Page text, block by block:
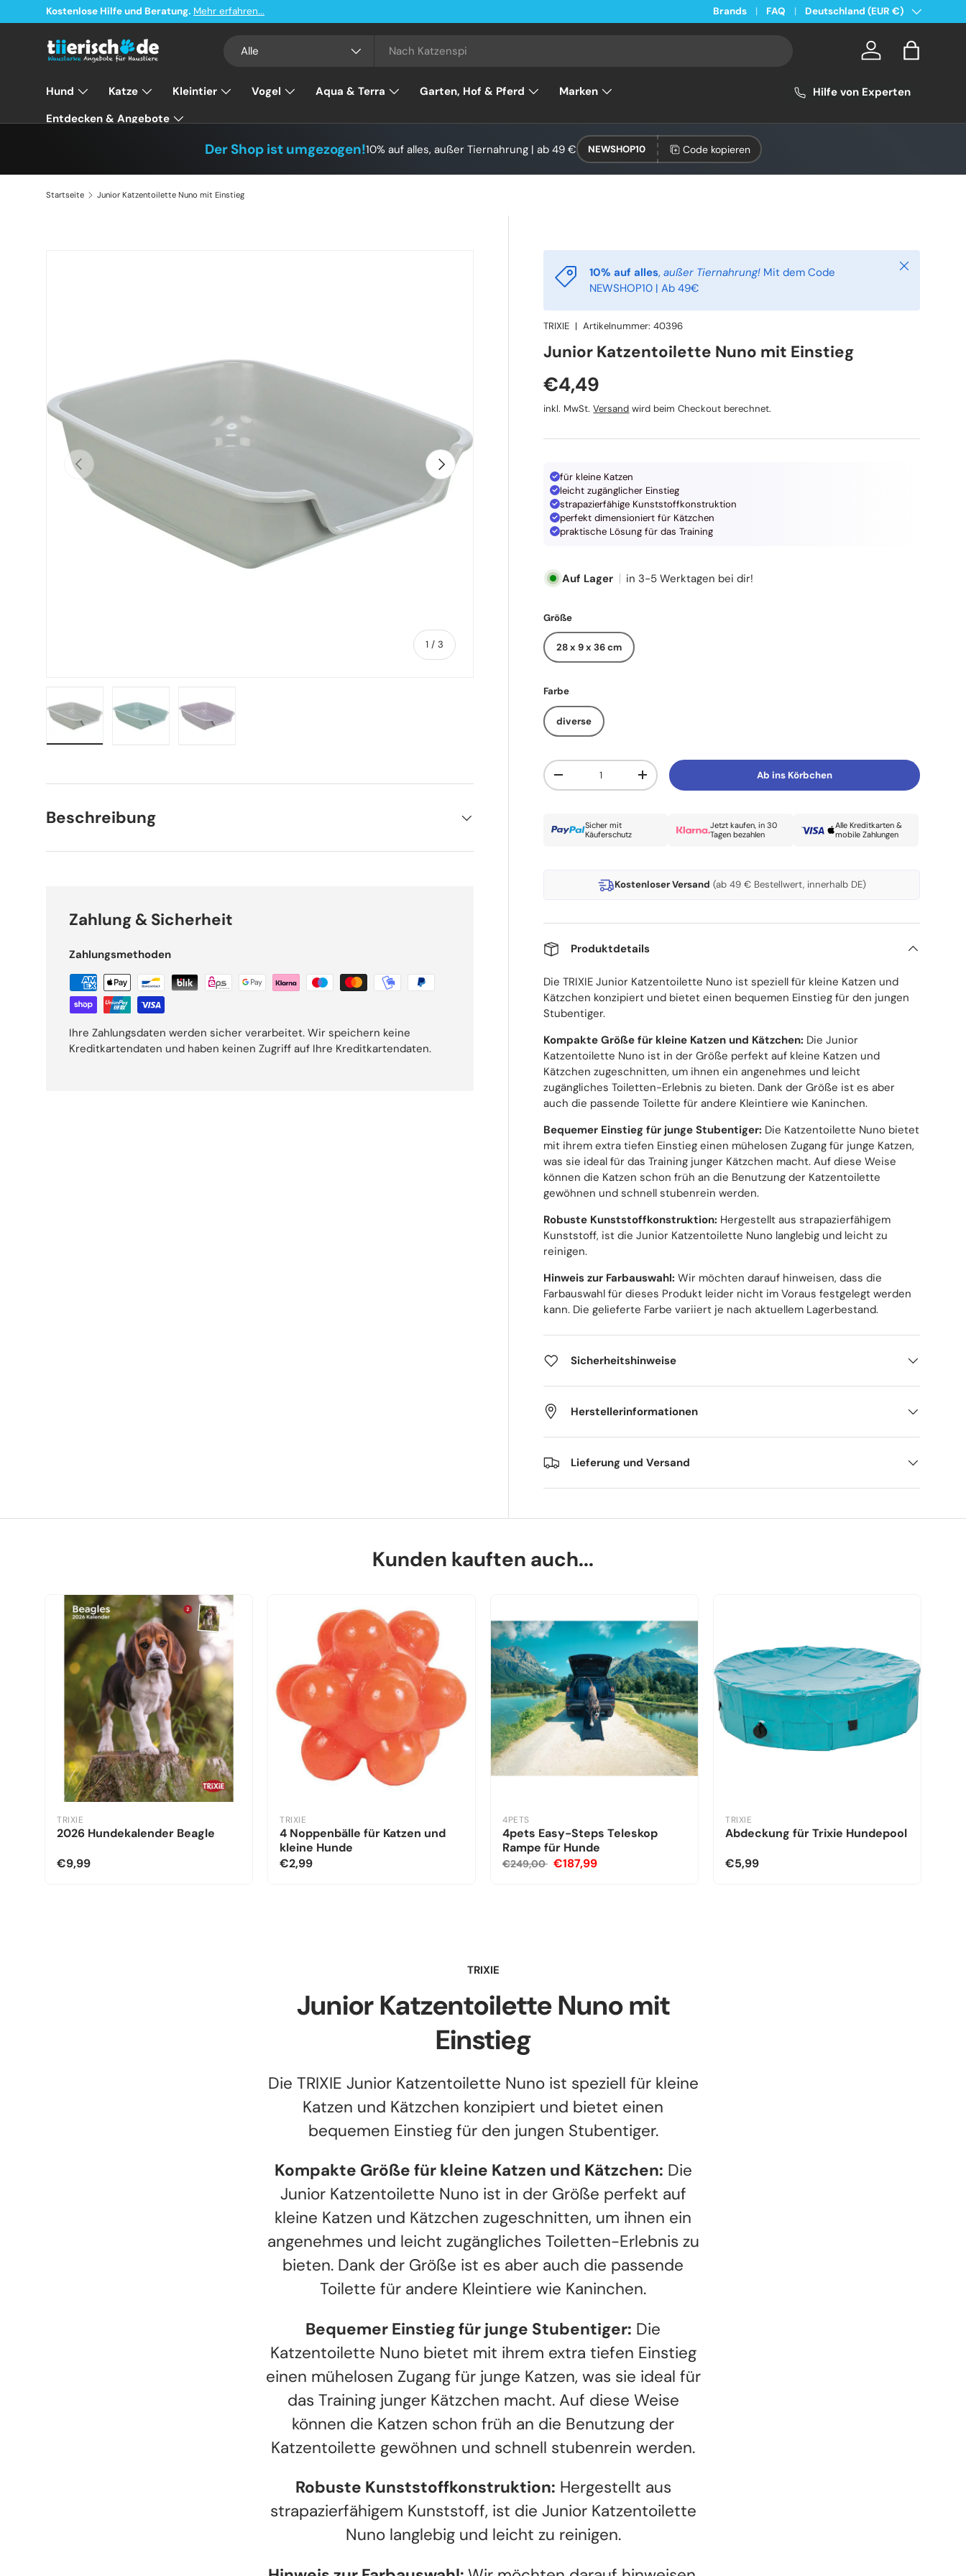
Direkt zum Inhalt
Kostenlose Hilfe und Beratung. Mehr erfahren... Kostenloser Versand ab 49€ in Deutschland
Brands FAQ Land/Region
Deutschland (EUR €)
Alle Konto
Hund Katze Kleintier Vogel Aqua & Terra Garten, Hof & Pferd
Marken
Entdecken & Angebote
Hilfe von Experten
Der Shop ist umgezogen!10% auf alles, außer Tiernahrung | ab 49 € NEWSHOP10 Code kopieren
Startseite Junior Katzentoilette Nuno mit Einstieg
Vorherige
1 /von
3
Nächste
10% auf alles,außer Tiernahrung! Mit dem Code
NEWSHOP10 | Ab 49€
Schließen
TRIXIE |Artikelnummer: 40396
TRIXIE
Junior Katzentoilette Nuno mit Einstieg
Normaler Preis
€4,49
inkl. MwSt.Versand wird beim Checkout berechnet.
für kleine Katzen
leicht zugänglicher Einstieg
strapazierfähige Kunststoffkonstruktion
perfekt dimensioniert für Kätzchen
praktische Lösung für das Training
Auf Lager in 3-5 Werktagen bei dir!
Größe
28 x 9 x 36 cm
Farbe
diverse
Anzahl
Menge verringern
Menge erhöhen Ab ins Körbchen
Sicher mit
Käuferschutz
Jetzt kaufen, in 30
Tagen bezahlen
Alle Kreditkarten &
mobile Zahlungen
Kostenloser Versand (ab 49 € Bestellwert, innerhalb DE)
Produktdetails
Die TRIXIE Junior Katzentoilette Nuno ist speziell für kleine Katzen und
Kätzchen konzipiert und bietet einen bequemen Einstieg für den jungen
Stubentiger.
Kompakte Größe für kleine Katzen und Kätzchen: Die Junior
Katzentoilette Nuno ist in der Größe perfekt auf kleine Katzen und
Kätzchen zugeschnitten, um ihnen ein angenehmes und leicht
zugängliches Toiletten-Erlebnis zu bieten. Dank der Größe ist es aber
auch die passende Toilette für andere Kleintiere wie Kaninchen.
Bequemer Einstieg für junge Stubentiger: Die Katzentoilette Nuno bietet
mit ihrem extra tiefen Einstieg einen mühelosen Zugang für junge Katzen,
was sie ideal für das Training junger Kätzchen macht. Auf diese Weise
können die Katzen schon früh an die Benutzung der Katzentoilette
gewöhnen und schnell stubenrein werden.
Robuste Kunststoffkonstruktion: Hergestellt aus strapazierfähigem
Kunststoff, ist die Junior Katzentoilette Nuno langlebig und leicht zu
reinigen.
Hinweis zur Farbauswahl:Wir möchten darauf hinweisen, dass die
Farbauswahl für dieses Produkt leider nicht im Voraus festgelegt werden
kann. Die gelieferte Farbe variiert je nach aktuellem Lagerbestand.
Sicherheitshinweise
Herstellerinformationen
Lieferung und Versand
Beschreibung
Zahlung & Sicherheit
Zahlungsmethoden
Ihre Zahlungsdaten werden sicher verarbeitet. Wir speichern keine
Kreditkartendaten und haben keinen Zugriff auf Ihre Kreditkartendaten.
Kunden kauften auch...
TRIXIE
2026 Hundekalender Beagle
€9,99
TRIXIE
4 Noppenbälle für Katzen und
kleine Hunde
€2,99
4PETS
4pets Easy-Steps Teleskop
Rampe für Hunde
€249,00 €187,99
TRIXIE
Abdeckung für Trixie Hundepool
€5,99
TRIXIE
Junior Katzentoilette Nuno mit
Einstieg
Die TRIXIE Junior Katzentoilette Nuno ist speziell für kleine
Katzen und Kätzchen konzipiert und bietet einen
bequemen Einstieg für den jungen Stubentiger.
Kompakte Größe für kleine Katzen und Kätzchen: Die
Junior Katzentoilette Nuno ist in der Größe perfekt auf
kleine Katzen und Kätzchen zugeschnitten, um ihnen ein
angenehmes und leicht zugängliches Toiletten-Erlebnis zu
bieten. Dank der Größe ist es aber auch die passende
Toilette für andere Kleintiere wie Kaninchen.
Bequemer Einstieg für junge Stubentiger: Die
Katzentoilette Nuno bietet mit ihrem extra tiefen Einstieg
einen mühelosen Zugang für junge Katzen, was sie ideal für
das Training junger Kätzchen macht. Auf diese Weise
können die Katzen schon früh an die Benutzung der
Katzentoilette gewöhnen und schnell stubenrein werden.
Robuste Kunststoffkonstruktion: Hergestellt aus
strapazierfähigem Kunststoff, ist die Junior Katzentoilette
Nuno langlebig und leicht zu reinigen.